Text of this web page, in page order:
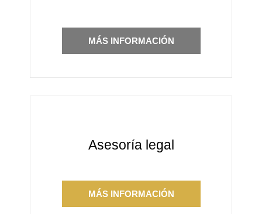
MÁS INFORMACIÓN
Asesoría legal
MÁS INFORMACIÓN